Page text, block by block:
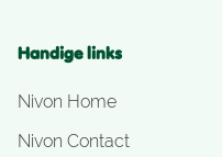
Handige links
Nivon Home
Nivon Contact